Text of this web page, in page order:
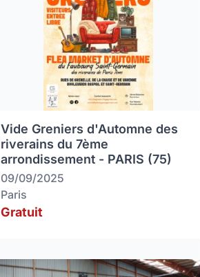
Vide Greniers d'Automne des
riverains du 7ème
arrondissement - PARIS (75)
09/09/2025
Paris
Gratuit